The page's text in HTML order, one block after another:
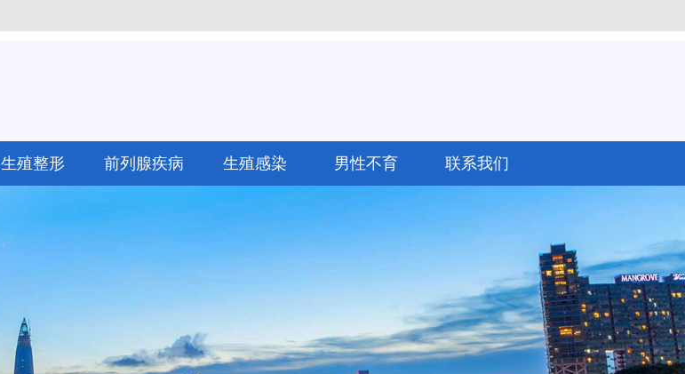
生殖整形 前列腺疾病 生殖感染 男性不育 联系我们